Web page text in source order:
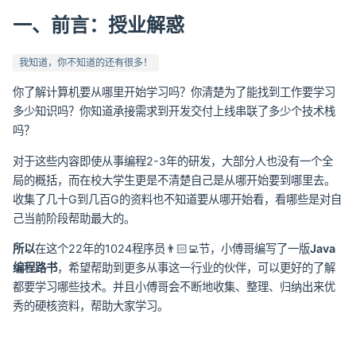
一、前言：授业解惑
我知道，你不知道的还有很多！
你了解计算机要从哪里开始学习吗？你清楚为了能找到工作要学习
多少知识吗？你知道承接需求到开发交付上线串联了多少个技术栈
吗？
对于这些内容即使从事编程2-3年的研发，大部分人也没有一个全
局的概括，而在校大学生更是不清楚自己是从哪开始要到哪里去。
收集了几十G到几百G的资料也不知道要从哪开始看，看哪些是对自
己当前阶段帮助最大的。
所以在这个22年的1024程序员👨🏻‍💻节，小傅哥编写了一版Java
编程路书，希望帮助到更多从事这一行业的伙伴，可以更好的了解
都要学习哪些技术。并且小傅哥会不断地收集、整理、归纳出来优
秀的硬核资料，帮助大家学习。